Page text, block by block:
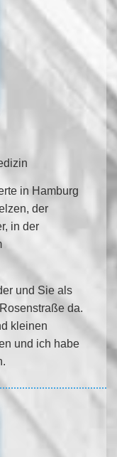
in Hamburg
der
in der
und Sie als
da.
kleinen
und ich habe